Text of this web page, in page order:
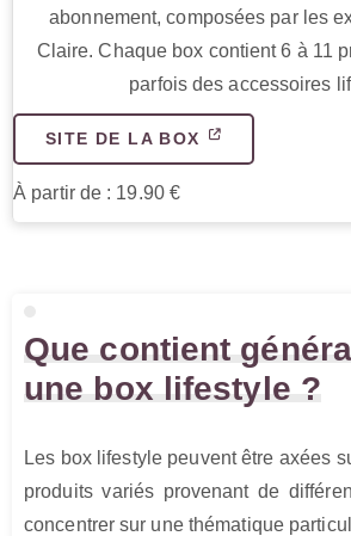
abonnement, composées par les
Claire. Chaque box contient 6 à 11
parfois des accessoires
SITE DE LA BOX
À partir de : 19.90 €
Que contient
une box lifestyle ?
Les box lifestyle peuvent être axées
produits variés provenant de
concentrer sur une thématique